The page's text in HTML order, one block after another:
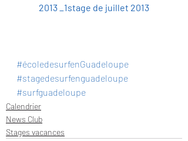
2013 _1stage de juillet 2013
#écoledesurfenGuadeloupe
#stagedesurfenguadeloupe
#surfguadeloupe
Calendrier
News Club
Stages vacances